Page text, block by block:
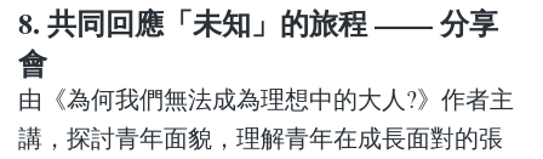
8. 共同回應「未知」的旅程 —— 分享
會
由《為何我們無法成為理想中的大人?》作者主
講，探討青年面貌，理解青年在成長面對的張